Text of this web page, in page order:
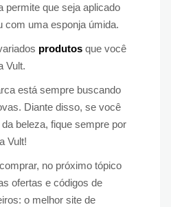
que seja aplicado
com uma esponja úmida.
produtos que você
Vult.
está sempre buscando
Diante disso, se você
beleza, fique sempre por
Vult!
no próximo tópico
ofertas e códigos de
o melhor site de